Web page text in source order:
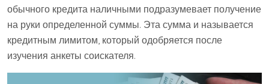
обычного кредита наличными подразумевает получение
на руки определенной суммы. Эта сумма и называется
кредитным лимитом, который одобряется после
изучения анкеты соискателя.